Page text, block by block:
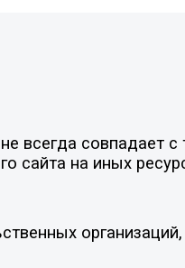
совпадает с
сайта на иных